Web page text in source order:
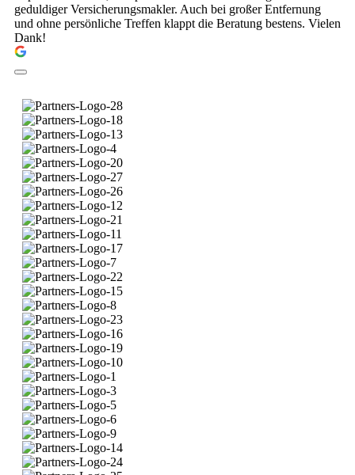
geduldiger Versicherungsmakler. Auch bei großer Entfernung
und ohne persönliche Treffen klappt die Beratung bestens. Vielen
Dank!